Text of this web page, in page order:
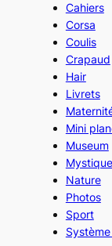
Cahiers
Corsa
Coulis
Crapaud
Hair
Livrets
Mini
Museum
Mystique
Nature
Photos
Sport